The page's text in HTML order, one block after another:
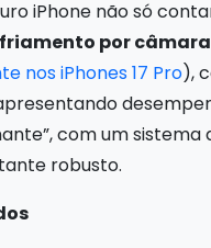
iPhone não só
por
nos iPhones 17 Pro),
com um sistema
robusto.